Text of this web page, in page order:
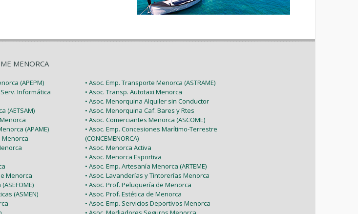
MENORCA
(APEPM)
Serv. Informática
(AETSAM)
(APAME)
Menorca
Menorca
(ASMEN)
• Asoc. Emp. Transporte Menorca (ASTRAME)
• Asoc. Transp. Autotaxi Menorca
• Asoc. Menorquina Alquiler sin Conductor
• Asoc. Menorquina Caf. Bares y Rtes
• Asoc. Comerciantes Menorca (ASCOME)
• Asoc. Emp. Concesiones Marítimo-Terrestre
(CONCEMENORCA)
• Asoc. Menorca Activa
• Asoc. Menorca Esportiva
• Asoc. Emp. Artesanía Menorca (ARTEME)
• Asoc. Lavanderías y Tintorerías Menorca
• Asoc. Prof. Peluquería de Menorca
• Asoc. Prof. Estética de Menorca
• Asoc. Emp. Servicios Deportivos Menorca